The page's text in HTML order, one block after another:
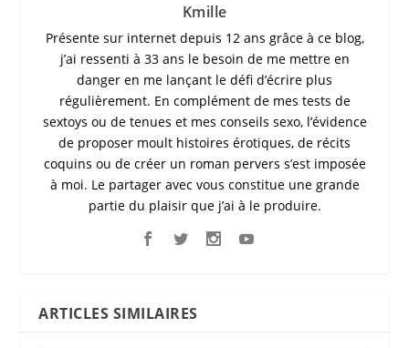
Kmille
Présente sur internet depuis 12 ans grâce à ce blog,
j’ai ressenti à 33 ans le besoin de me mettre en
danger en me lançant le défi d’écrire plus
régulièrement. En complément de mes tests de
sextoys ou de tenues et mes conseils sexo, l’évidence
de proposer moult histoires érotiques, de récits
coquins ou de créer un roman pervers s’est imposée
à moi. Le partager avec vous constitue une grande
partie du plaisir que j’ai à le produire.
ARTICLES SIMILAIRES